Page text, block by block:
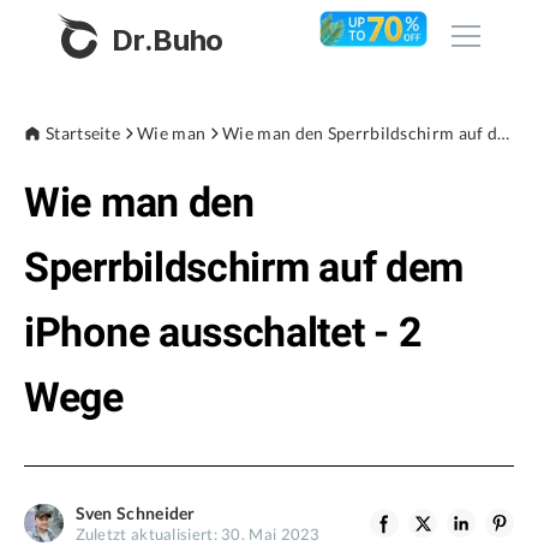
Dr.Buho
Produkte
BuhoCleaner
BuhoRepair
BuhoBarX
BuhoLaunchpad
Store
Blog
Unterstützung
Startseite Wie man Wie man den Sperrbildschirm auf dem iPhone ausschaltet - 2 Wege
Wie man den
Sperrbildschirm auf dem
iPhone ausschaltet - 2
Wege
Sven Schneider
Zuletzt aktualisiert: 30. Mai 2023